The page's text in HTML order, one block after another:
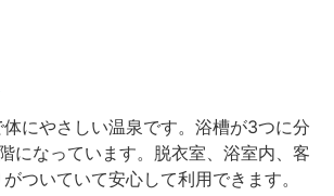
合同会社説明会
にやさしい温泉です。浴槽が3つに分
になっています。脱衣室、浴室内、客
ついていて安心して利用できます。